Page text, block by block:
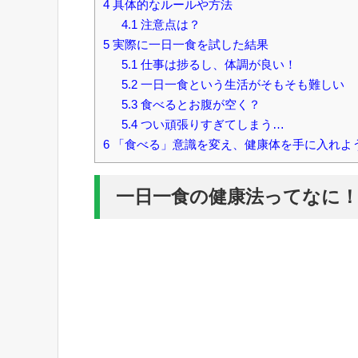
4 具体的なルールや方法
4.1 注意点は？
5 実際に一日一食を試した結果
5.1 仕事は捗るし、体調が良い！
5.2一日一食という生活がそもそも難しい
5.3食べるとお腹が空く？
5.4つい頑張りすぎてしまう…
6 「食べる」意識を変え、健康体を手に入れよ
一日一食の健康法ってなに